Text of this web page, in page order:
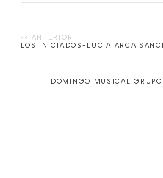
LOS INICIADOS-LUCIA ARCA
DOMINGO